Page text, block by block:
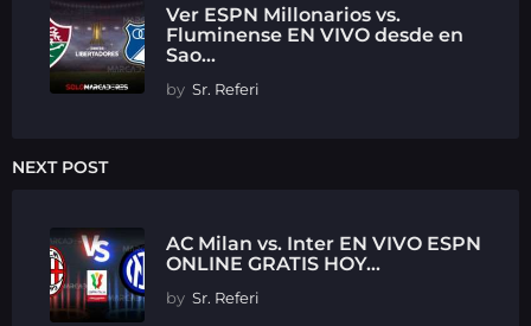
Ver ESPN Millonarios vs.
Fluminense EN VIVO desde en
Sao...
by Sr. Referi
NEXT POST
AC Milan vs. Inter EN VIVO ESPN
ONLINE GRATIS HOY...
by Sr. Referi